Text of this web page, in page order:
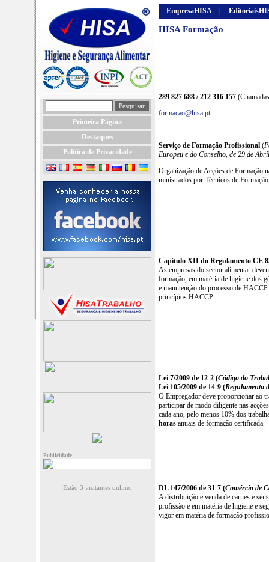
Primeira Página
Destaques
Política de Privacidade
Publicidade
Estão 3 visitantes online.
EmpresaHISA
HISA Formação
289 827 688 / 212 316 157
formacao@hisa.pt
Serviço de Formação Profissional (
Europeu e do Conselho, de 29 de
Organização de Acções de Formação
ministrados por Técnicos de
Capítulo XII do Regulamento CE
As empresas do sector alimentar
formação, em matéria de higiene dos
e manutenção do processo de
princípios HACCP.
Lei 7/2009 de 12-2 (Código do
Lei 105/2009 de 14-9 (Regulamento
O Empregador deve proporcionar ao
participar de modo diligente nas
cada ano, pelo menos 10% dos
horas anuais de formação certificada.
DL 147/2006 de 31-7 (Comércio de
A distribuição e venda de carnes e
profissão e em matéria de higiene e
vigor em matéria de formação